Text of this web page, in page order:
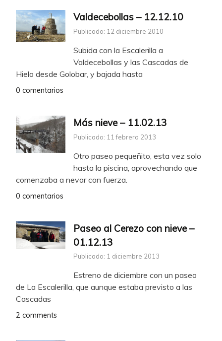
Valdecebollas – 12.12.10
Publicado: 12 diciembre 2010
Subida con la Escalerilla a
Valdecebollas y las Cascadas de
Hielo desde Golobar, y bajada hasta
0 comentarios
Más nieve – 11.02.13
Publicado: 11 febrero 2013
Otro paseo pequeñito, esta vez solo
hasta la piscina, aprovechando que
comenzaba a nevar con fuerza.
0 comentarios
Paseo al Cerezo con nieve –
01.12.13
Publicado: 1 diciembre 2013
Estreno de diciembre con un paseo
de La Escalerilla, que aunque estaba previsto a las
Cascadas
2 comments